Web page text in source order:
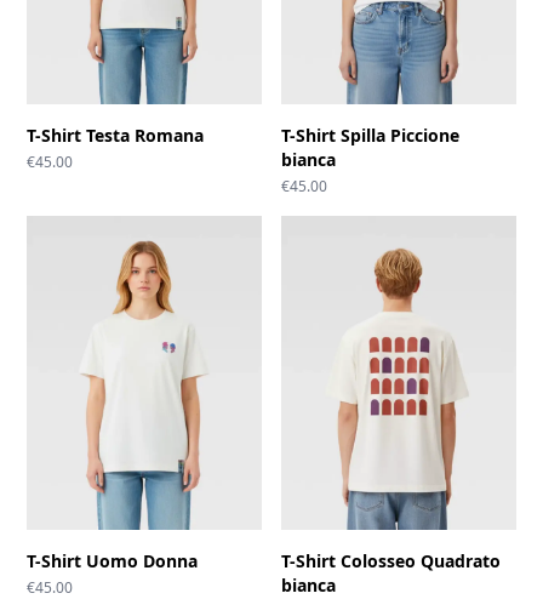
T-Shirt Testa Romana
€45.00
T-Shirt Spilla Piccione
bianca
€45.00
T-Shirt Uomo Donna
€45.00
T-Shirt Colosseo Quadrato
bianca